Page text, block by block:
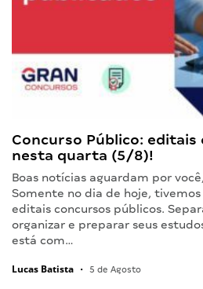
Concurso Público: editais
nesta quarta (5/8)!
Boas notícias aguardam por
Somente no dia de hoje,
editais concursos públicos.
organizar e preparar seus
está com…
Lucas Batista • 5 de Agosto